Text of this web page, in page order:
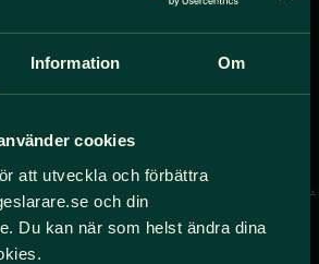
Information Om
cookies
att utveckla och förbättra
och din
Du kan när som helst ändra dina
på press@sverigeslarare.
se